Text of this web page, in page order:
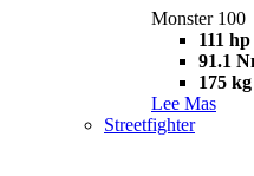
Monster 100
111 hp
91.1
175 kg
Lee Mas
Streetfighter